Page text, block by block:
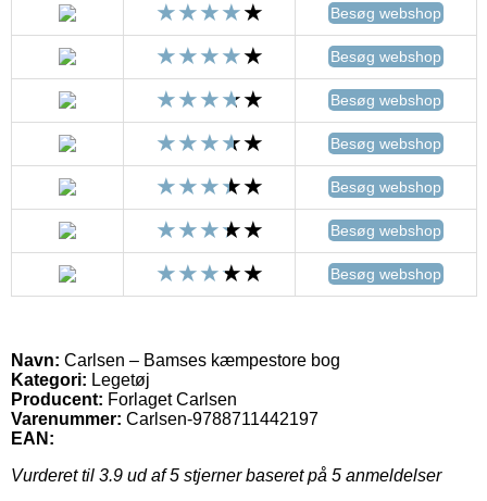
Besøg webshop
Besøg webshop
Besøg webshop
Besøg webshop
Besøg webshop
Besøg webshop
Besøg webshop
Navn: Carlsen – Bamses kæmpestore bog
Kategori: Legetøj
Producent: Forlaget Carlsen
Varenummer: Carlsen-9788711442197
EAN:
Vurderet til 3.9 ud af 5 stjerner baseret på 5 anmeldelser